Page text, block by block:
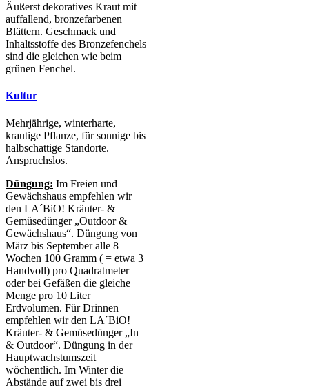
Äußerst dekoratives Kraut mit
auffallend, bronzefarbenen
Blättern. Geschmack und
Inhaltsstoffe des Bronzefenchels
sind die gleichen wie beim
grünen Fenchel.
Kultur
Mehrjährige, winterharte,
krautige Pflanze, für sonnige bis
halbschattige Standorte.
Anspruchslos.
Düngung: Im Freien und
Gewächshaus empfehlen wir
den LA´BiO! Kräuter- &
Gemüsedünger „Outdoor &
Gewächshaus“. Düngung von
März bis September alle 8
Wochen 100 Gramm ( = etwa 3
Handvoll) pro Quadratmeter
oder bei Gefäßen die gleiche
Menge pro 10 Liter
Erdvolumen. Für Drinnen
empfehlen wir den LA´BiO!
Kräuter- & Gemüsedünger „In
& Outdoor“. Düngung in der
Hauptwachstumszeit
wöchentlich. Im Winter die
Abstände auf zwei bis drei